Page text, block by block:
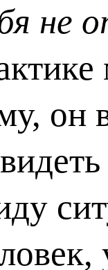
не
он